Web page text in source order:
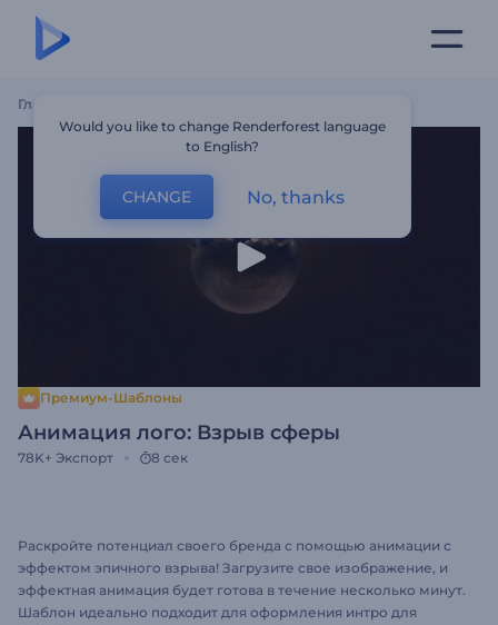
Главная
Премиум-Шаблоны
Анимация лого: Взрыв сферы
78K+ Экспорт 8 сек
Раскройте потенциал своего бренда с помощью анимации с
эффектом эпичного взрыва! Загрузите свое изображение, и
эффектная анимация будет готова в течение несколько минут.
Шаблон идеально подходит для оформления интро для
Would you like to change Renderforest language
to English?
CHANGE No, thanks